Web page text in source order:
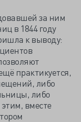
за ним
в 1844 году
к выводу:
практикуется,
либо
либо
вместе